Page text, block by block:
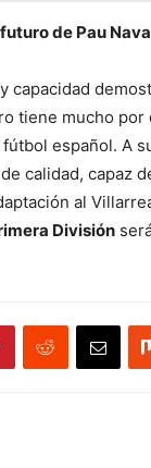
de Pau
capacidad
tiene mucho
español. A
calidad, capaz
al
División